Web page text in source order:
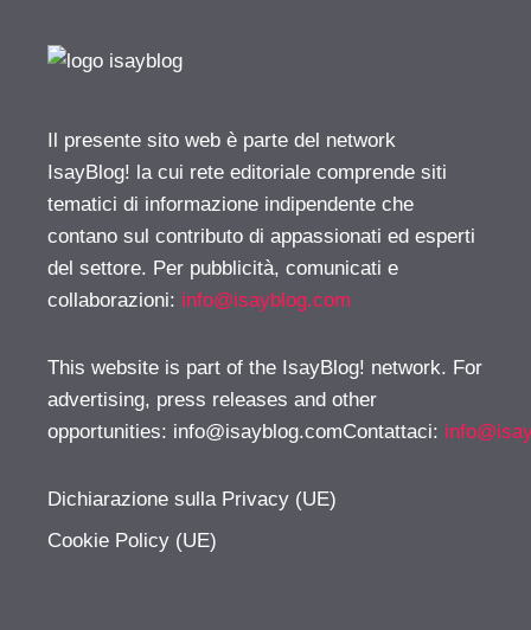
Il presente sito web è parte del network
IsayBlog! la cui rete editoriale comprende siti
tematici di informazione indipendente che
contano sul contributo di appassionati ed esperti
del settore. Per pubblicità, comunicati e
collaborazioni: info@isayblog.com
This website is part of the IsayBlog! network. For
advertising, press releases and other
opportunities: info@isayblog.comContattaci:
Dichiarazione sulla Privacy (UE)
Cookie Policy (UE)